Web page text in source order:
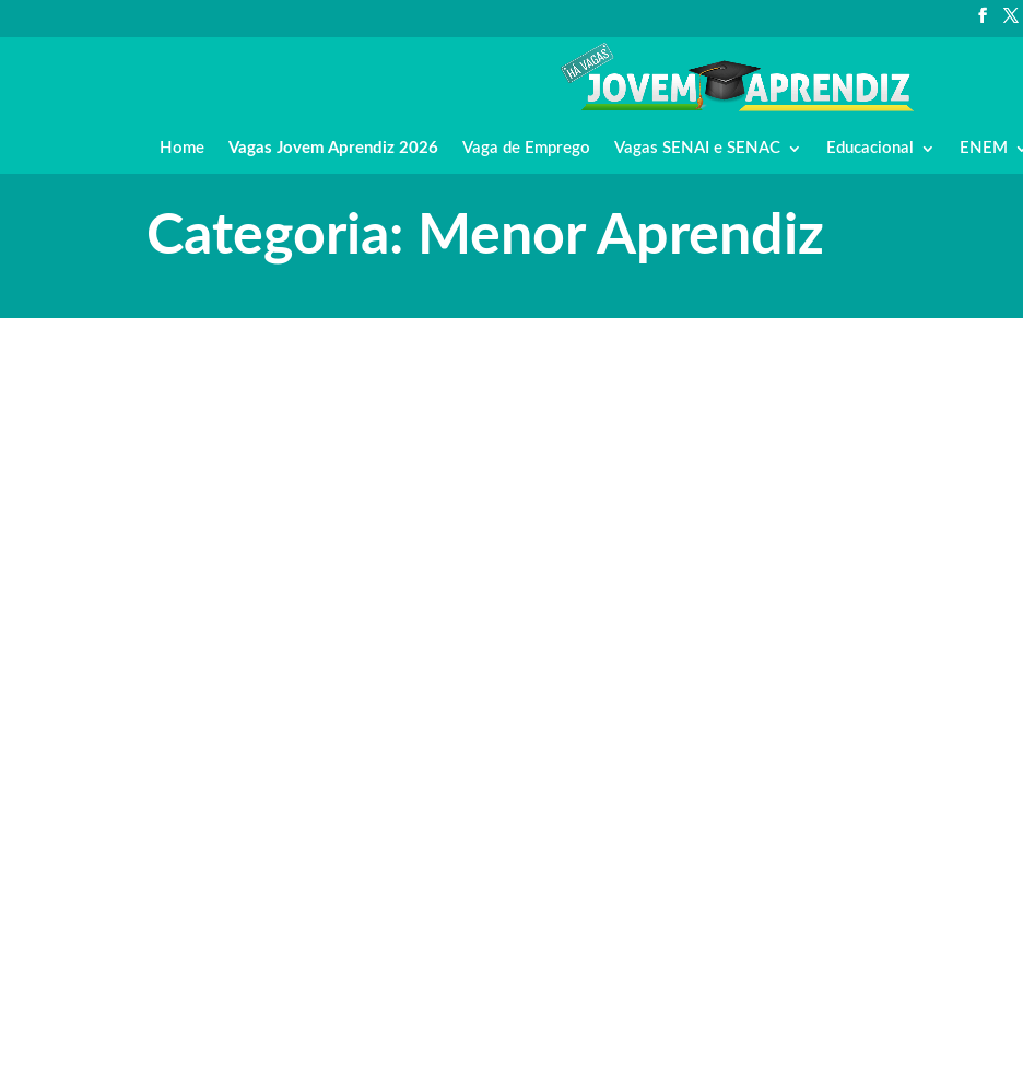
Home Vagas Jovem Aprendiz 2026 Vaga de Emprego Vagas SENAI e SENAC Educacional ENEM
Categoria: Menor Aprendiz